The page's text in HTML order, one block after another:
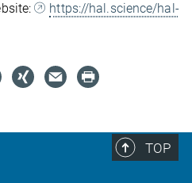
https://hal.science/hal-
TOP